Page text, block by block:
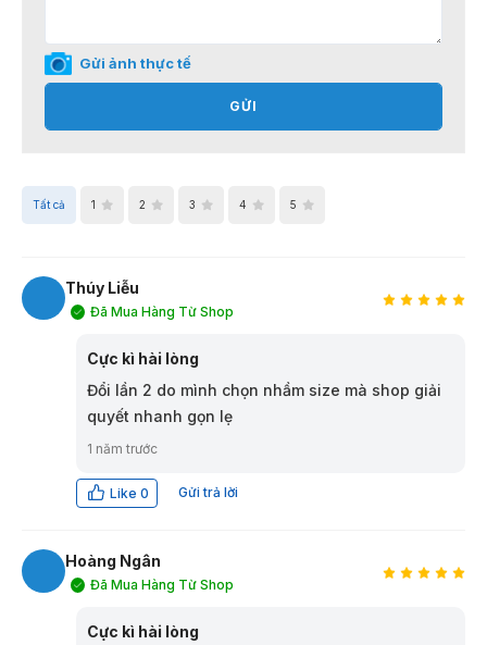
Gửi ảnh thực tế
GỬI
Tất cả 1 2 3 4 5
Thúy Liễu
Đã Mua Hàng Từ Shop
Cực kì hài lòng
Đổi lần 2 do mình chọn nhầm size mà shop giải
quyết nhanh gọn lẹ
1 năm trước
Like 0 Gửi trả lời
Hoàng Ngân
Đã Mua Hàng Từ Shop
Cực kì hài lòng